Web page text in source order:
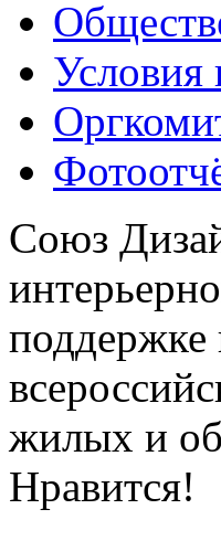
Условия
Союз
поддержке
жилых и
Нравится!